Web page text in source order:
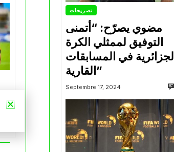
تصريحات
مضوي يصرّح: “أتمنى
التوفيق لممثلي الكرة
الجزائرية في المسابقات
القارية”
Septembre 17, 2024